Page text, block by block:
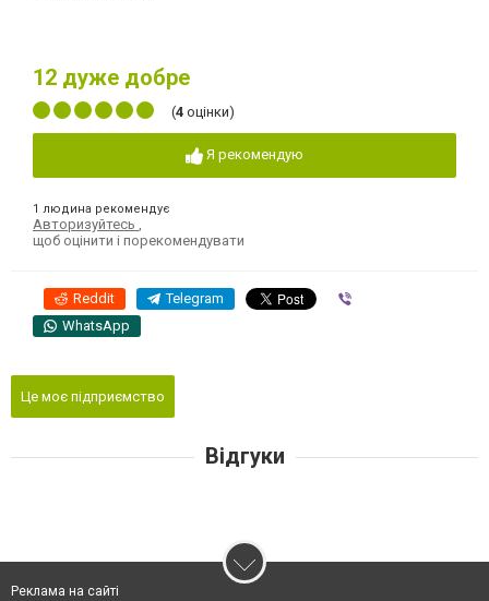
12 дуже добре
(4 оцінки)
Я рекомендую
1 людина рекомендує
Авторизуйтесь
щоб оцінити і порекомендувати
Reddit Telegram
WhatsApp
Це моє підприємство
Відгуки
Реклама на сайті